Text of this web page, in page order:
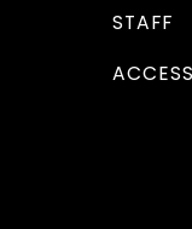
STAFF
ACCESS